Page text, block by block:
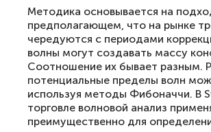
Методика основывается на
предполагающем, что на рынке
чередуются с периодами
волны могут создавать массу
Соотношение их бывает разным.
потенциальные пределы волн
используя методы Фибоначчи. В
торговле волновой анализ
преимущественно для